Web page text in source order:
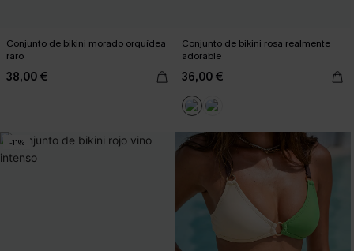
Conjunto de bikini morado orquídea
raro
38,00 €
Conjunto de bikini rosa realmente
adorable
36,00 €
-11%